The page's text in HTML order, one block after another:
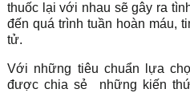
thuốc lại với nhau sẽ gây ra
đến quá trình tuần hoàn máu,
tử.
Với những tiêu chuẩn lựa
được chia sẻ những kiến